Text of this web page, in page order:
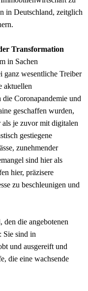
in Deutschland, zeitglich
Transformation
in Sachen
ganz wesentliche Treiber
aktuellen
Coronapandemie und
geschaffen wurden,
als je zuvor mit digitalen
gestiegene
zunehmender
sind hier als
hier, präzisere
zu beschleunigen und
die angebotenen
Sie sind in
und ausgereift und
die eine wachsende